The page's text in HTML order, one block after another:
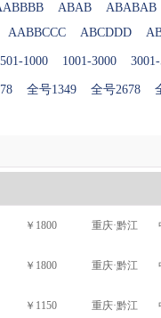
ABAB
ABABAB
AABBCCC ABCDDD
501-1000 1001-3000
全号1349 全号2678
￥1800 重庆·黔江
￥1800 重庆·黔江
￥1150 重庆·黔江